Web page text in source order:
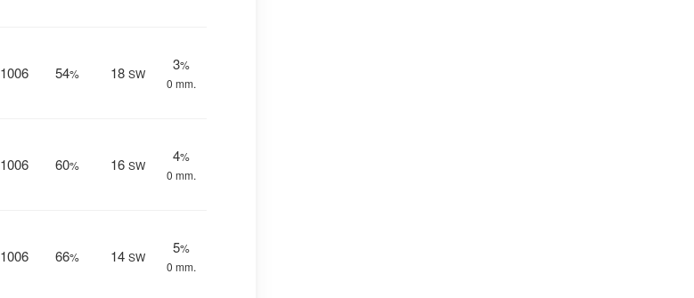
1006 54% 18 SW
3%
0 mm.
1006 60% 16 SW
4%
0 mm.
1006 66% 14 SW
5%
0 mm.